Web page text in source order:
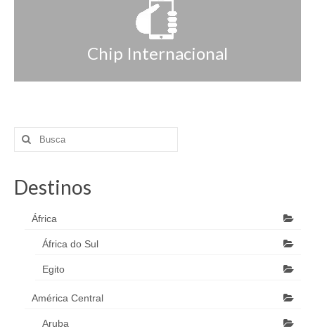
Chip Internacional
Destinos
África
África do Sul
Egito
América Central
Aruba